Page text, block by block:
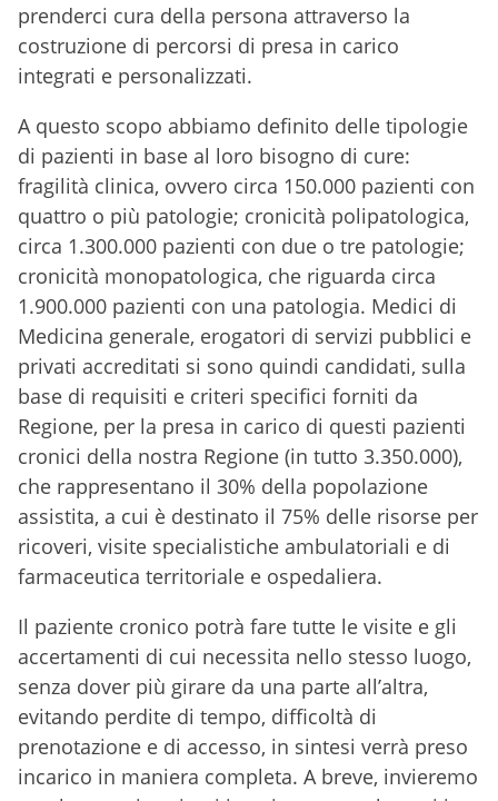
prenderci cura della persona attraverso la
costruzione di percorsi di presa in carico
integrati e personalizzati.
A questo scopo abbiamo definito delle tipologie
di pazienti in base al loro bisogno di cure:
fragilità clinica, ovvero circa 150.000 pazienti con
quattro o più patologie; cronicità polipatologica,
circa 1.300.000 pazienti con due o tre patologie;
cronicità monopatologica, che riguarda circa
1.900.000 pazienti con una patologia. Medici di
Medicina generale, erogatori di servizi pubblici e
privati accreditati si sono quindi candidati, sulla
base di requisiti e criteri specifici forniti da
Regione, per la presa in carico di questi pazienti
cronici della nostra Regione (in tutto 3.350.000),
che rappresentano il 30% della popolazione
assistita, a cui è destinato il 75% delle risorse per
ricoveri, visite specialistiche ambulatoriali e di
farmaceutica territoriale e ospedaliera.
Il paziente cronico potrà fare tutte le visite e gli
accertamenti di cui necessita nello stesso luogo,
senza dover più girare da una parte all’altra,
evitando perdite di tempo, difficoltà di
prenotazione e di accesso, in sintesi verrà preso
incarico in maniera completa. A breve, invieremo